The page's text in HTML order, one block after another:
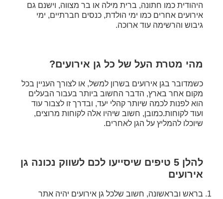
היהודית כמו חתונה, ברית מילה או בר מצווה, וישנם גם
אירועים אחרים כמו ימי הולדת, כנסים חברתיים, ימי
גיבוש והרשימה עוד ארוכה.
מהי מטרת העל של כל גן אירועים?
כשמדובר בגן אירועים בשרון למשל, או לצורך העניין בכל
מקום אחר בארץ, הדבר החשוב ביותר בעבור הבעלים
הוא לפנות לכמה שיותר קהלי יעד, ובדרך זו לצבור עוד
ועוד לקוחות.כמובן, חשוב שיהיו אלה לקוחות מרוצים,
שיוכלו להמליץ על הגן לאחרים.
להלן 5 טיפים שיסייעו לכם לשווק נכונה גן
אירועים
בראש ובראשונה, חשוב שלכל גן אירועים יהיה אתר